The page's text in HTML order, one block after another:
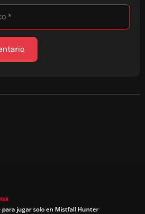
para jugar solo en Mistfall Hunter